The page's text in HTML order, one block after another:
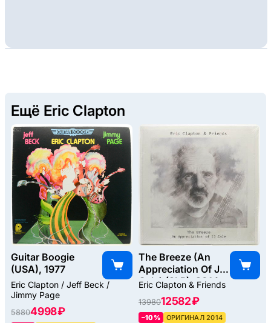
Ещё Eric Clapton
Guitar Boogie
(USA), 1977
Eric Clapton / Jeff Beck /
Jimmy Page
58804998 ₽
The Breeze (An
Appreciation Of JJ
Cale) (2LP), 2014
Eric Clapton & Friends
1398012582 ₽
–10%
ОРИГИНАЛ 2014